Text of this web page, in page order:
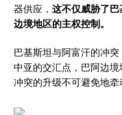
器供应， 这不仅威胁了
边境地区的主权控制。
巴基斯坦与阿富汗的冲
中亚的交汇点，巴阿边
冲突的升级不可避免地牵